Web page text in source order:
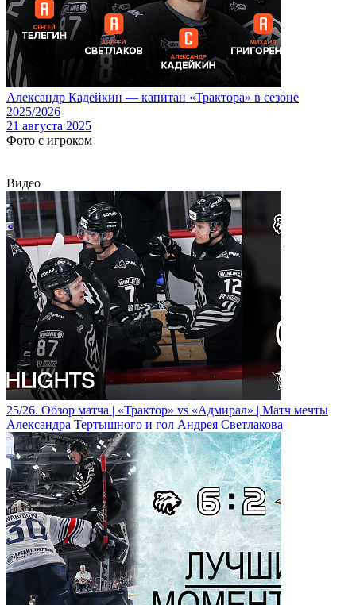
Александр Кадейкин — капитан «Трактора» в сезоне
2025/2026
21 августа 2025
Фото с игроком
Видео
25/26. Обзор матча | «Трактор» vs «Адмирал» | Матч мечты
Александра Тертышного и гол Андрея Светлакова